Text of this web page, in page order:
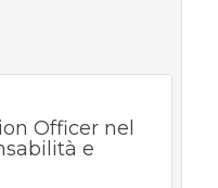
Officer nel
e